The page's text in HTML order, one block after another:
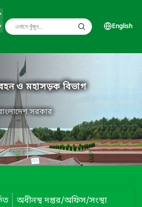
English
ও মহাসড়ক বিভাগ
সরকার
অধীনস্থ দপ্তর/অফিস/সংস্থা